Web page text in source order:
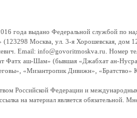
выдано Федеральной службой по
Москва, ул. 3-я Хорошевская, дом
Email: info@govoritmoskva.ru. Номер
Фатх аш-Шам» (бывшая «Джабхат ан-
«Мизантропик Дивижн», «Братство»
Российской Федерации и
на материал является обязательной.